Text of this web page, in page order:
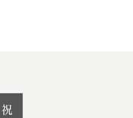
祝